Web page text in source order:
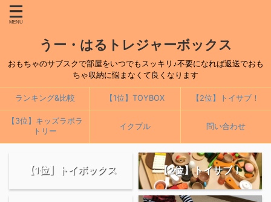
うー・はるトレジャーボックス
おもちゃのサブスクで部屋をいつでもスッキリ♪不要になれば返送でおも
ちゃ収納に悩まなくて良くなります
ランキング&比較 【1位】TOYBOX 【2位】トイサブ！
【3位】キッズラボラ
トリー
イクプル 問い合わせ
【1位】トイボックス 【2位】トイサブ！